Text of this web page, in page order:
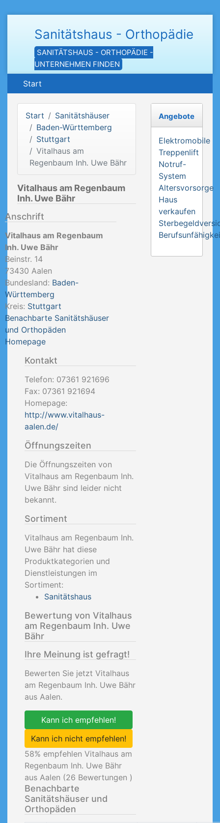
Sanitätshaus - Orthopädie
SANITÄTSHAUS - ORTHOPÄDIE -
UNTERNEHMEN FINDEN
Start
Start
Sanitätshäuser
Baden-Württemberg
Stuttgart
Vitalhaus am
Regenbaum Inh. Uwe Bähr
Vitalhaus am Regenbaum
Inh. Uwe Bähr
Anschrift
Vitalhaus am Regenbaum
Inh. Uwe Bähr
Beinstr. 14
73430 Aalen
Bundesland: Baden-
Württemberg
Kreis: Stuttgart
Benachbarte Sanitätshäuser
und Orthopäden
Homepage
Kontakt
Telefon: 07361 921696
Fax: 07361 921694
Homepage:
http://www.vitalhaus-
aalen.de/
Öffnungszeiten
Die Öffnungszeiten von
Vitalhaus am Regenbaum Inh.
Uwe Bähr sind leider nicht
bekannt.
Sortiment
Vitalhaus am Regenbaum Inh.
Uwe Bähr hat diese
Produktkategorien und
Dienstleistungen im
Sortiment:
Sanitätshaus
Bewertung von Vitalhaus
am Regenbaum Inh. Uwe
Bähr
Ihre Meinung ist gefragt!
Bewerten Sie jetzt Vitalhaus
am Regenbaum Inh. Uwe Bähr
aus Aalen.
Kann ich empfehlen!
Kann ich nicht empfehlen!
58% empfehlen Vitalhaus am
Regenbaum Inh. Uwe Bähr
aus Aalen (26 Bewertungen )
Benachbarte
Sanitätshäuser und
Orthopäden
Angebote
Elektromobile
Treppenlift
Notruf-
System
Altersvorsorge
Haus
verkaufen